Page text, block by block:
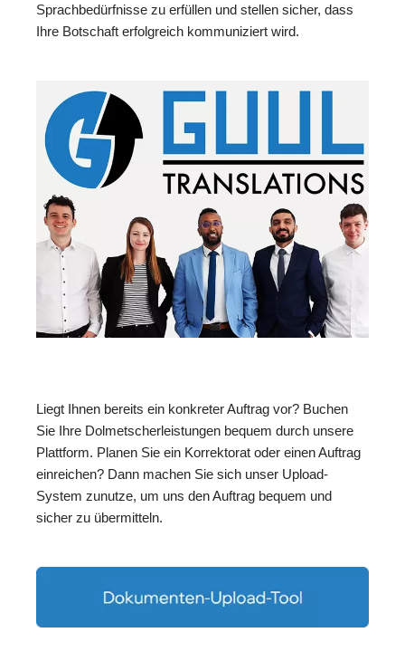
Sprachbedürfnisse zu erfüllen und stellen sicher, dass
Ihre Botschaft erfolgreich kommuniziert wird.
Liegt Ihnen bereits ein konkreter Auftrag vor? Buchen
Sie Ihre Dolmetscherleistungen bequem durch unsere
Plattform. Planen Sie ein Korrektorat oder einen Auftrag
einreichen? Dann machen Sie sich unser Upload-
System zunutze, um uns den Auftrag bequem und
sicher zu übermitteln.